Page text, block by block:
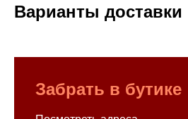
Варианты доставки
Забрать в бутике